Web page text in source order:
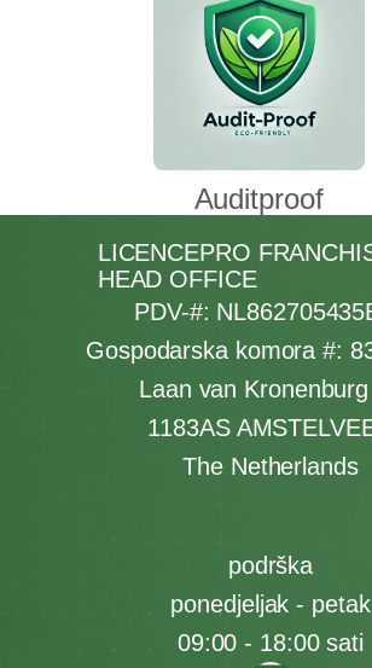
Auditproof
LICENCEPRO
HEAD OFFICE
PDV-#:
Gospodarska komora #:
Laan van
1183AS
The Netherlands
podrška
ponedjeljak - petak
09:00 - 18:00 sati